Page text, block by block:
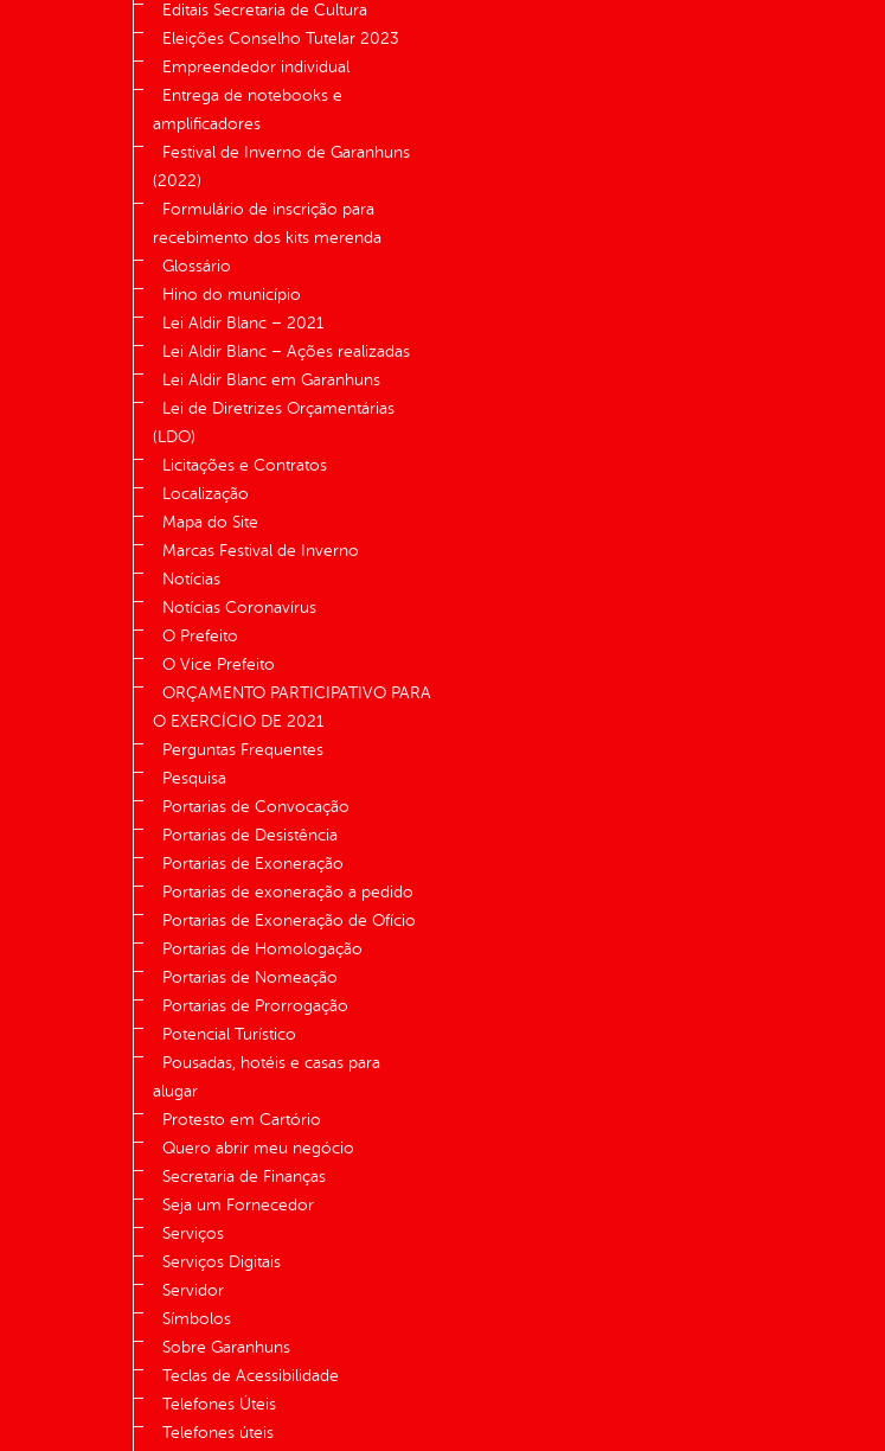
Editais Secretaria de Cultura
Eleições Conselho Tutelar 2023
Empreendedor individual
Entrega de notebooks e
amplificadores
Festival de Inverno de Garanhuns
(2022)
Formulário de inscrição para
recebimento dos kits merenda
Glossário
Hino do município
Lei Aldir Blanc – 2021
Lei Aldir Blanc – Ações realizadas
Lei Aldir Blanc em Garanhuns
Lei de Diretrizes Orçamentárias
(LDO)
Licitações e Contratos
Localização
Mapa do Site
Marcas Festival de Inverno
Notícias
Notícias Coronavírus
O Prefeito
O Vice Prefeito
ORÇAMENTO PARTICIPATIVO PARA
O EXERCÍCIO DE 2021
Perguntas Frequentes
Pesquisa
Portarias de Convocação
Portarias de Desistência
Portarias de Exoneração
Portarias de exoneração a pedido
Portarias de Exoneração de Ofício
Portarias de Homologação
Portarias de Nomeação
Portarias de Prorrogação
Potencial Turístico
Pousadas, hotéis e casas para
alugar
Protesto em Cartório
Quero abrir meu negócio
Secretaria de Finanças
Seja um Fornecedor
Serviços
Serviços Digitais
Servidor
Símbolos
Sobre Garanhuns
Teclas de Acessibilidade
Telefones Úteis
Telefones úteis